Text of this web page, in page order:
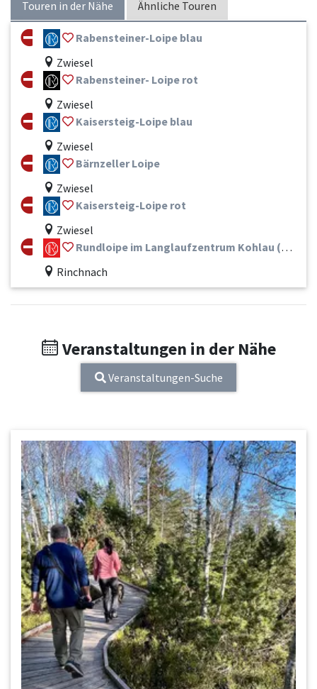
Touren in der Nähe Ähnliche Touren
Rabensteiner-Loipe blau
Zwiesel
Rabensteiner- Loipe rot
Zwiesel
Kaisersteig-Loipe blau
Zwiesel
Bärnzeller Loipe
Zwiesel
Kaisersteig-Loipe rot
Zwiesel
Rundloipe im Langlaufzentrum Kohlau (Rot 12 km)
Rinchnach
Veranstaltungen in der Nähe
Veranstaltungen-Suche